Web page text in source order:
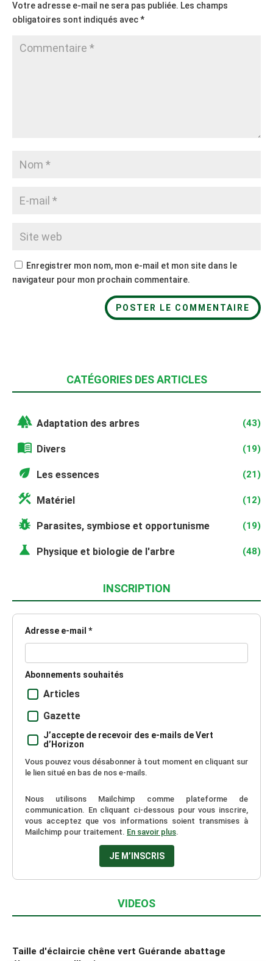
Votre adresse e-mail ne sera pas publiée. Les champs
obligatoires sont indiqués avec*
Enregistrer mon nom, mon e-mail et mon site dans le
navigateur pour mon prochain commentaire.
CATÉGORIES DES ARTICLES
forest Adaptation des arbres (43)
menu_book Divers (19)
eco Les essences (21)
construction Matériel (12)
pest_control Parasites, symbiose et opportunisme (19)
science Physique et biologie de l'arbre (48)
INSCRIPTION
Adresse e-mail *
Abonnements souhaités
Articles
Gazette
J’accepte de recevoir des e-mails de Vert
d’Horizon
Vous pouvez vous désabonner à tout moment en cliquant sur
le lien situé en bas de nos e-mails.
Nous utilisons Mailchimp comme plateforme de
communication. En cliquant ci-dessous pour vous inscrire,
vous acceptez que vos informations soient transmises à
Mailchimp pour traitement. En savoir plus.
VIDEOS
Taille d'éclaircie chêne vert Guérande abattage